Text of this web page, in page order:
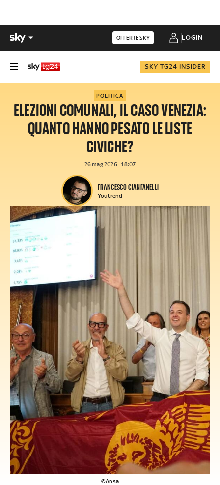
OFFERTE SKY LOGIN
SKY TG24 INSIDER
POLITICA
ELEZIONI COMUNALI, IL CASO VENEZIA:
QUANTO HANNO PESATO LE LISTE
CIVICHE?
26 mag 2026 - 18:07
FRANCESCO CIANFANELLI
Youtrend
©Ansa